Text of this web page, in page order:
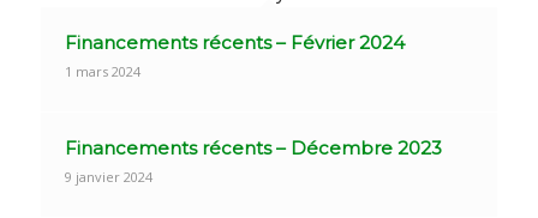
Financements récents – Février 2024
1 mars 2024
Financements récents – Décembre 2023
9 janvier 2024